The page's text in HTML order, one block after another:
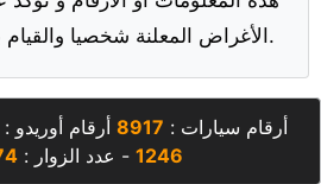
الأغراض المعلنة شخصيا والقيام بالفحص قبل الشراء.
أرقام سيارات : 8917 أرقام أوريدو :
1246 - عدد الزوار :